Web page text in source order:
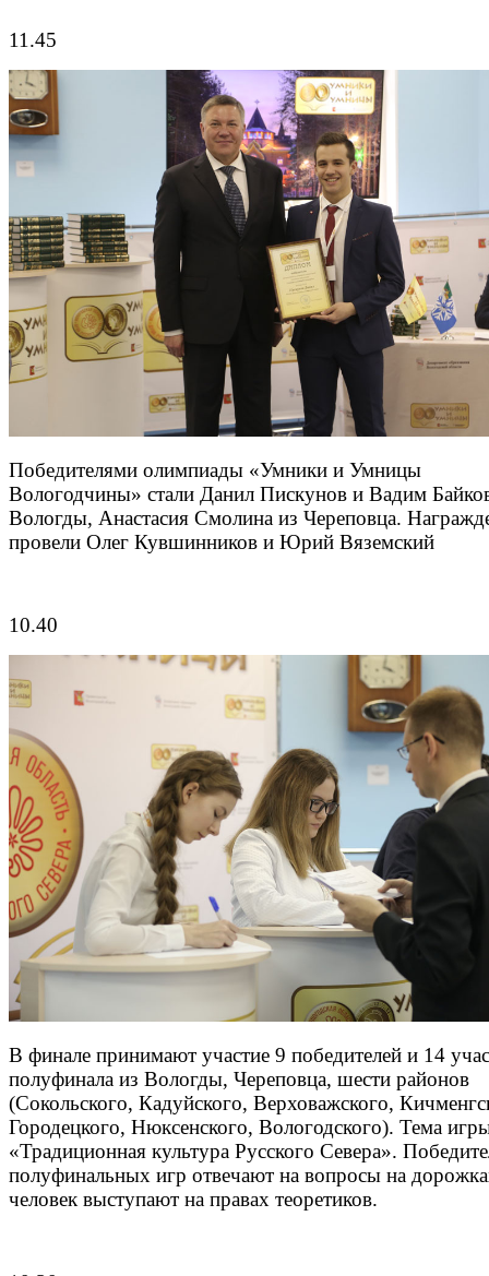
11.45
Победителями олимпиады «Умники и Умницы
Вологодчины» стали Данил Пискунов и Вадим
Вологды, Анастасия Смолина из Череповца.
провели Олег Кувшинников и Юрий Вяземский
10.40
В финале принимают участие 9 победителей и 14
полуфинала из Вологды, Череповца, шести районов
(Сокольского, Кадуйского, Верховажского,
Городецкого, Нюксенского, Вологодского). Тема
«Традиционная культура Русского Севера».
полуфинальных игр отвечают на вопросы на
человек выступают на правах теоретиков.